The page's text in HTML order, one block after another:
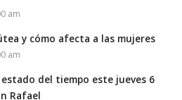
am
y cómo afecta a las mujeres
am
estado del tiempo este jueves 6
Rafael